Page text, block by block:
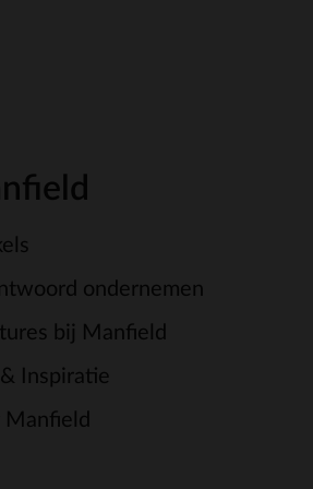
ondernemen
bij Manfield
Inspiratie
Manfield